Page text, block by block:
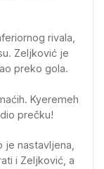
rivala,
Zeljković je
preko gola.
Kyeremeh
prečku!
nastavljena,
i Zeljković, a